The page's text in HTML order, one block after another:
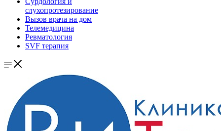
слухопротезирование
Вызов врача на дом
Телемедицина
Ревматология
SVF терапия